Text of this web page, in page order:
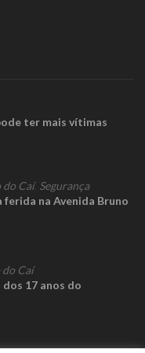
ter mais vítimas
do Caí, Segurança
na Avenida Bruno
do Caí
17 anos do